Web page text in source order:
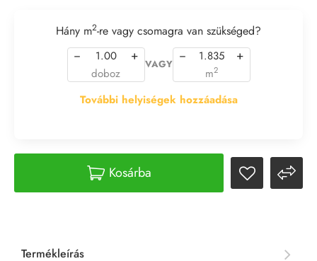
További helyiségek hozzáadása
Hány m2-re vagy csomagra van szükséged?
− +
doboz
VAGY
− +
m2
Kosárba
Termékleírás